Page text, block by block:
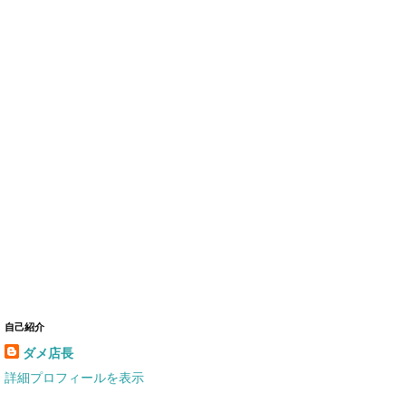
自己紹介
ダメ店長
詳細プロフィールを表示